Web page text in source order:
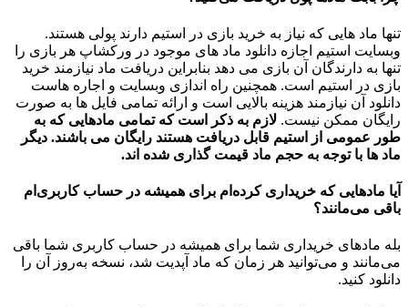
تنها ماد هایی که نیاز به خرید بازی در استیم دارند پولی هستند.
وبسایت استیم اجازه دانلود ماد های موجود در ورکشاپ هر بازی را
تنها به دارندگان آن بازی می دهد بنابراین دریافت ماد نیازمند خرید
بازی در استیم است. همچنین راه اندازی وبسایت و اجاره هاست
دانلود آن نیازمند هزینه بالایی است و ارائه تمامی فایل ها به صورت
رایگان ممکن نیست. لازم به ذکر است که تمامی مادهایی که به
طور عمومی از استیم قابل دریافت هستند رایگان می باشند. دیگر
ماد ها با توجه به حجم ماد قیمت گذاری شده اند.
آیا مادهایی که خریداری کرده‌ام برای همیشه در حساب‌ کاربری‌ام
باقی می‌مانند؟
بله مادهای خریداری شما برای همیشه در حساب کاربری شما باقی
می‌مانند و می‌توانید هر زمان که ماد آپدیت شد، نسخه به‌روز آن را
دانلود کنید.